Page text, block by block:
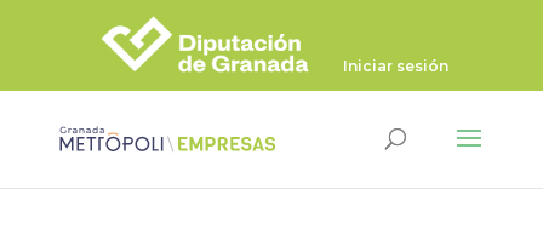
Iniciar sesión